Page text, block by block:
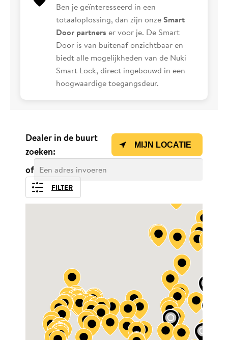
Ben je geïnteresseerd in een
totaaloplossing, dan zijn onzeSmart
Door partners er voor je. De Smart
Door is van buitenaf onzichtbaar en
biedt alle mogelijkheden van de Nuki
Smart Lock, direct ingebouwd in een
hoogwaardige toegangsdeur.
Dealer in de buurt
zoeken:
MIJN LOCATIE
of
FILTER